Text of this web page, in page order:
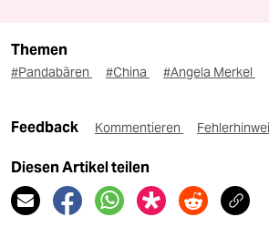
Themen
#Pandabären #China #Angela Merkel
Feedback Kommentieren
Diesen Artikel teilen